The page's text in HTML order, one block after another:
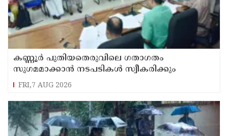
കണ്ണൂർ പുതിയതെരുവിലെ ഗതാഗതം
സുഗമമാക്കാന്‍ നടപടികള്‍ സ്വീകരിക്കും
FRI,7 AUG 2026